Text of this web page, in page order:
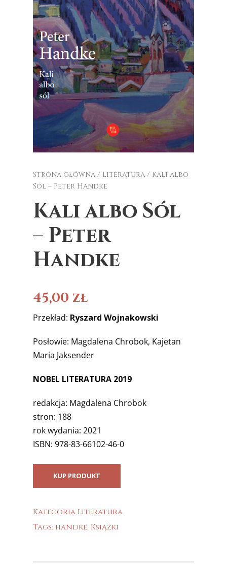
Strona główna / Literatura / Kali albo
Sól – Peter Handke
Kali albo Sól
– Peter
Handke
45,00 zł
Przekład: Ryszard Wojnakowski
Posłowie: Magdalena Chrobok, Kajetan
Maria Jaksender
NOBEL LITERATURA 2019
redakcja: Magdalena Chrobok
stron: 188
rok wydania: 2021
ISBN: 978-83-66102-46-0
KUP PRODUKT
Kategoria Literatura
Tags: handke, Książki